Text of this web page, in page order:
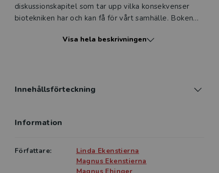
diskussionskapitel som tar upp vilka konsekvenser
biotekniken har och kan få för vårt samhälle. Boken
gymnasieskolans naturvetenskapliga program och
Mikrobiologi (art.nr 6801) eller kompletteras med
Visa hela beskrivningen
Innehållsförteckning
Information
Författare:
Linda Ekenstierna
Magnus Ekenstierna
Magnus Ehinger